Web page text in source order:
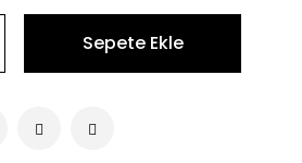
Sepete Ekle